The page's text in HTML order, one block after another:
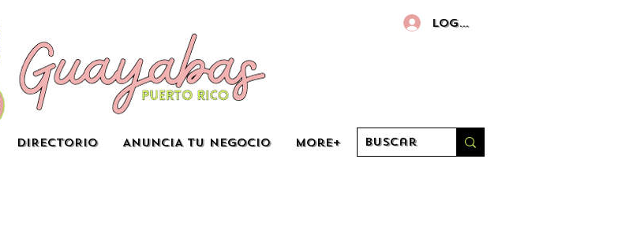
DIRECTORIO ANUNCIA TU NEGOCIO More+
Log in